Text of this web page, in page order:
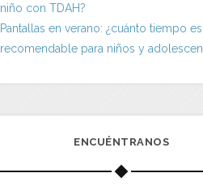
niño con TDAH?
Pantallas en verano: ¿cuánto tiempo es
recomendable para niños y
ENCUÉNTRANOS